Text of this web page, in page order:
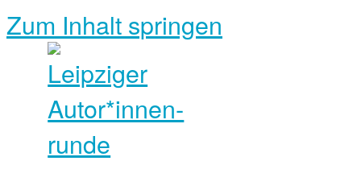
Zum Inhalt springen